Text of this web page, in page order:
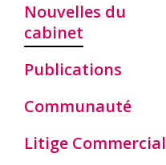
Nouvelles du
cabinet
Publications
Communauté
Litige Commercial